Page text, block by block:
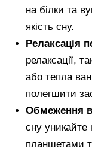
на білки та
якість сну.
Релаксація
релаксації,
або тепла
полегшити
Обмеження
сну
планшетами